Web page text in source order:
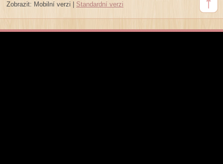
Zobrazit: Mobilní verzi Standardní verzi